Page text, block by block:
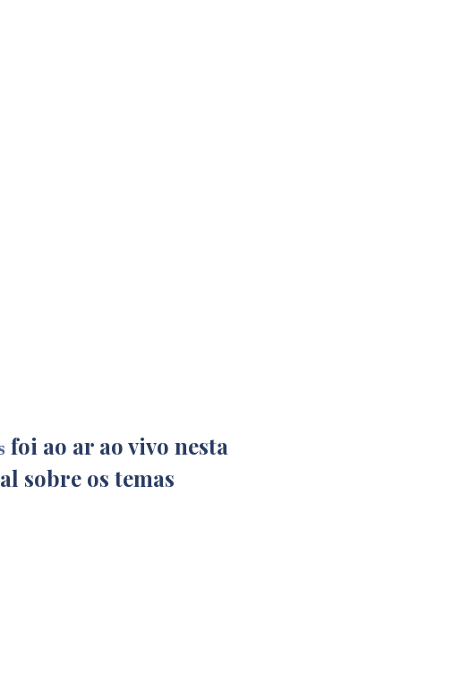
foi ao ar ao vivo nesta
sobre os temas